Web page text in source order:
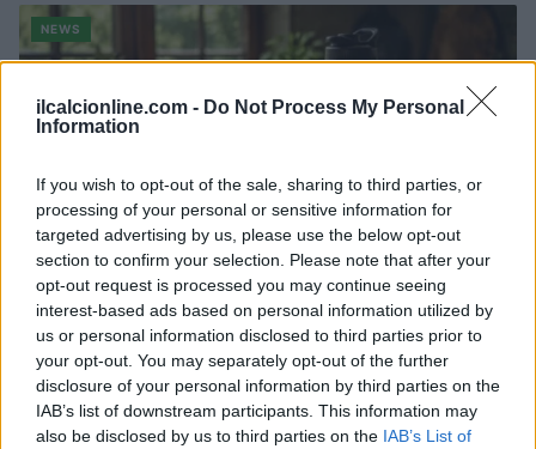
ilcalcionline.com - Do Not Process My Personal
Information
If you wish to opt-out of the sale, sharing to third parties, or
processing of your personal or sensitive information for
targeted advertising by us, please use the below opt-out
section to confirm your selection. Please note that after your
opt-out request is processed you may continue seeing
interest-based ads based on personal information utilized by
us or personal information disclosed to third parties prior to
your opt-out. You may separately opt-out of the further
disclosure of your personal information by third parties on the
IAB’s list of downstream participants. This information may
also be disclosed by us to third parties on the IAB’s List of
NEWS
CSI Bergamo: Tra Corsi, Eventi e Protezione dei Dati
Personali
Francesca Lombardi · 29 Lug 2026